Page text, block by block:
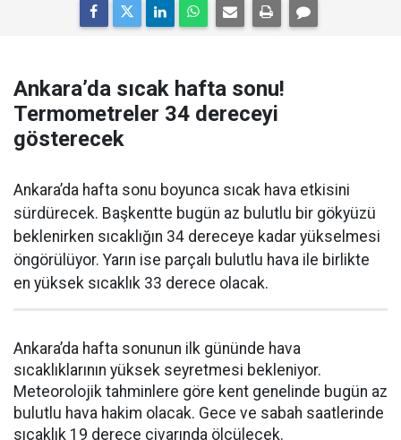
Ankara’da sıcak hafta sonu!
Termometreler 34 dereceyi
gösterecek
Ankara’da hafta sonu boyunca sıcak hava etkisini
sürdürecek. Başkentte bugün az bulutlu bir gökyüzü
beklenirken sıcaklığın 34 dereceye kadar yükselmesi
öngörülüyor. Yarın ise parçalı bulutlu hava ile birlikte
en yüksek sıcaklık 33 derece olacak.
Ankara’da hafta sonunun ilk gününde hava
sıcaklıklarının yüksek seyretmesi bekleniyor.
Meteorolojik tahminlere göre kent genelinde bugün az
bulutlu hava hakim olacak. Gece ve sabah saatlerinde
sıcaklık 19 derece civarında ölçülecek.